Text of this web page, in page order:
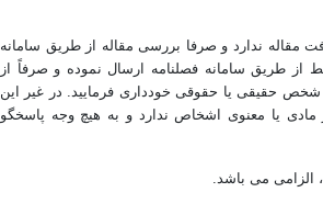
مقاله ندارد و صرفا بررسی مقاله از طریق سامانه
طریق سامانه فصلنامه ارسال نموده و صرفاً از
شخص حقیقی یا حقوقی خودداری فرمایید. در غیر این
یا معنوی اشخاص ندارد و به هیچ وجه پاسخگو
الزامی می باشد.